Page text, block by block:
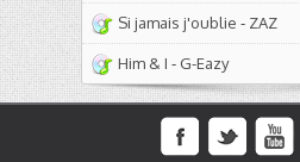
Si jamais j'oublie - ZAZ
Him & I - G-Eazy